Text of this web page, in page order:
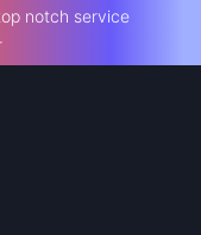
notch service